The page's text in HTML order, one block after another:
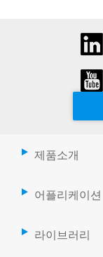
제품소개
어플리케이션
라이브러리